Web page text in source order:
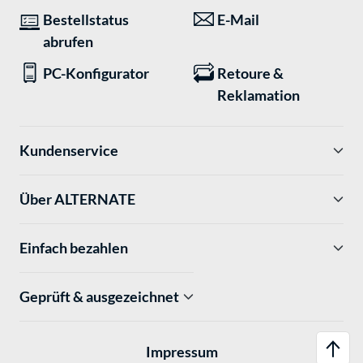
Bestellstatus
abrufen
E-Mail
PC-Konfigurator
Retoure &
Reklamation
Kundenservice
Über ALTERNATE
Einfach bezahlen
Geprüft & ausgezeichnet
Impressum